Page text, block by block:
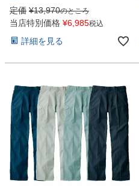
定価 ¥13,970のところ
当店特別価格 ¥6,985税込
詳細を見る